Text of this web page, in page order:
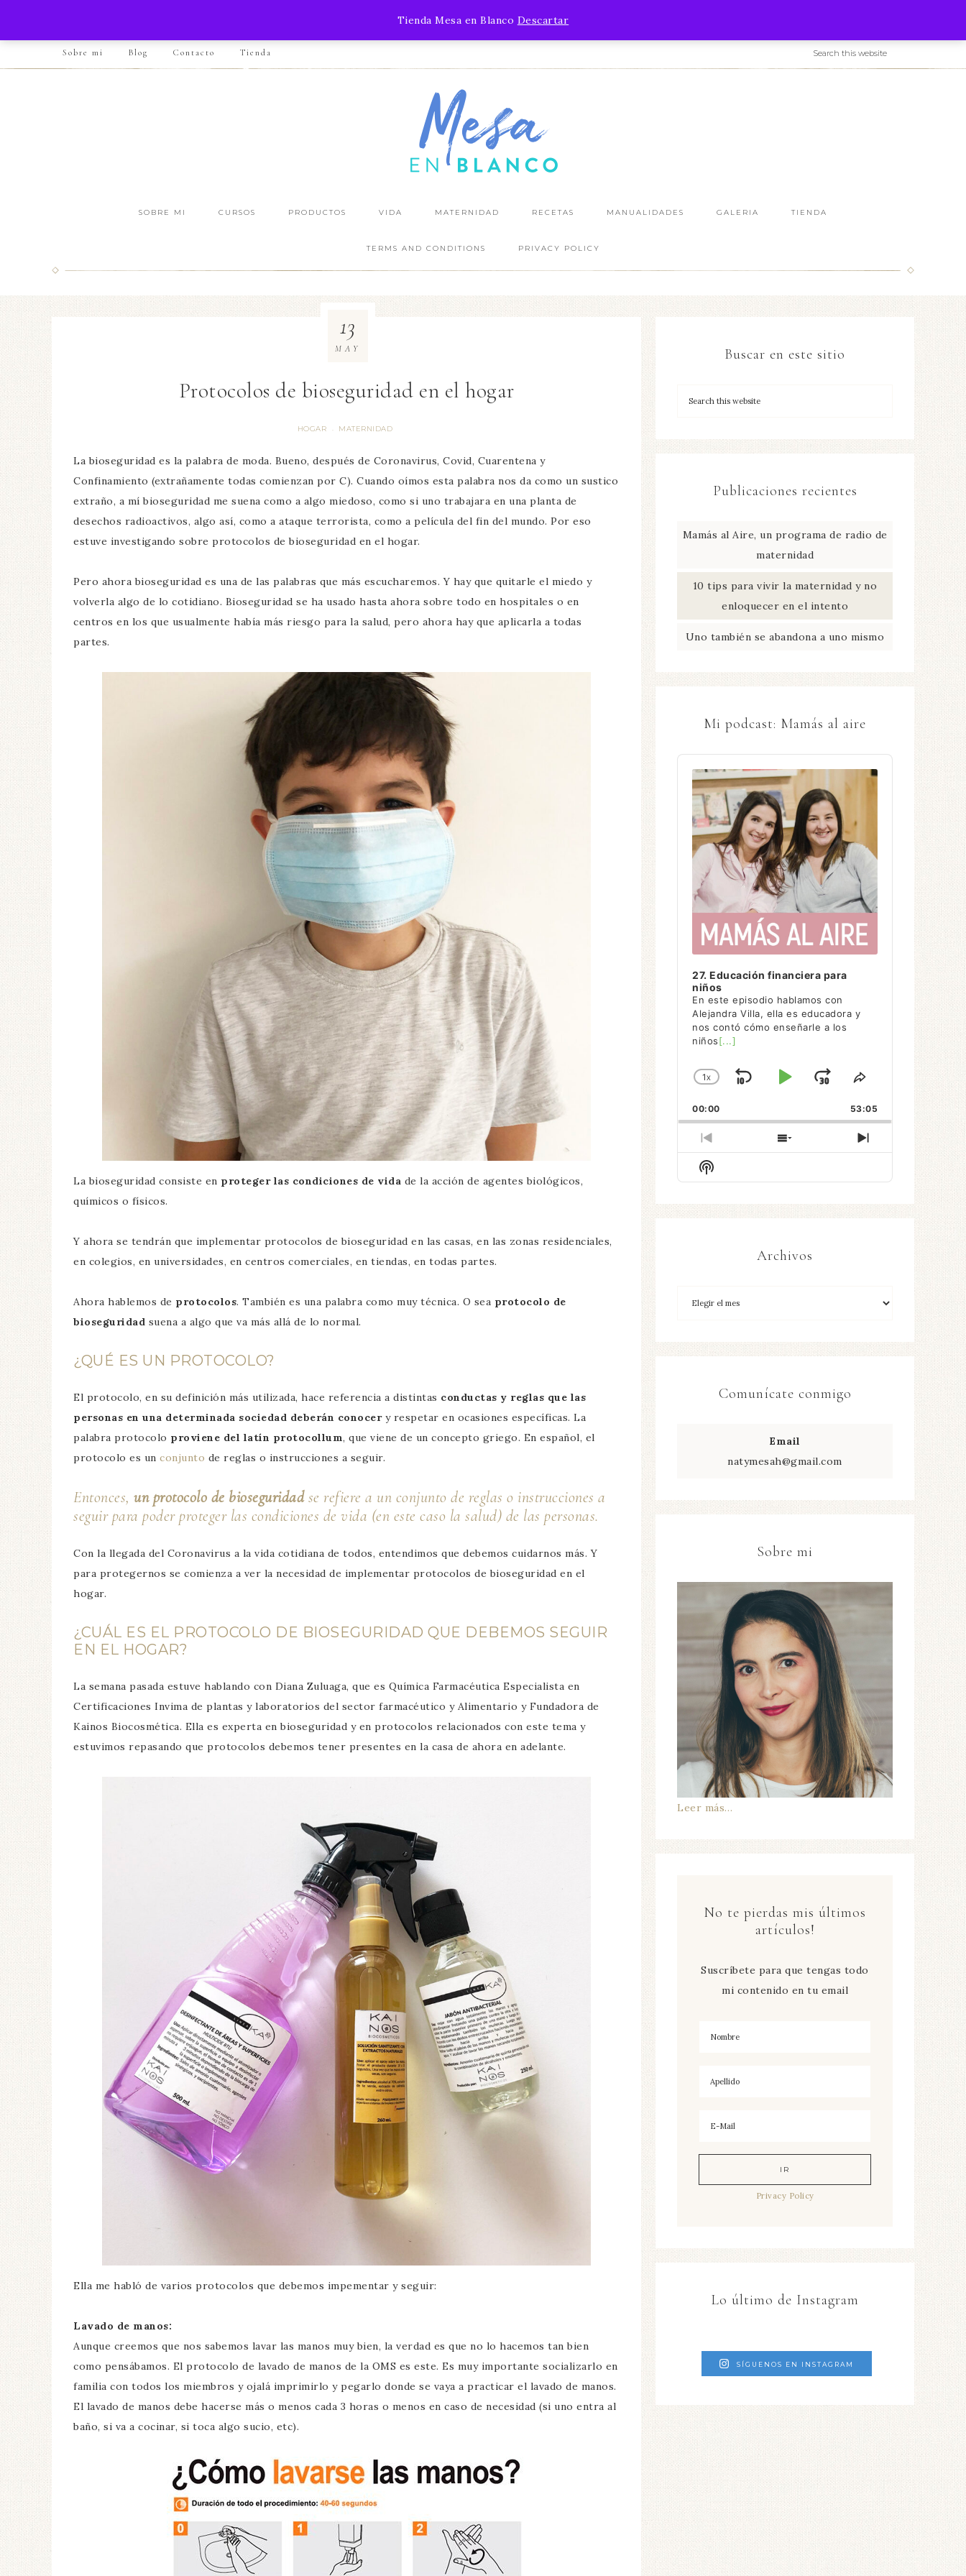
Tienda Mesa en Blanco Descartar
¿YA VISTE MI ÚLTIMO POST? IR AL BLOG
Sobre mi Blog Contacto Tienda
SOBRE MI CURSOS PRODUCTOS VIDA MATERNIDAD RECETAS MANUALIDADES GALERIA TIENDA
TERMS AND CONDITIONS PRIVACY POLICY
Protocolos de bioseguridad en el hogar
HOGAR · MATERNIDAD
13
MAY
La bioseguridad es la palabra de moda. Bueno, después de Coronavirus, Covid, Cuarentena y
Confinamiento (extrañamente todas comienzan por C). Cuando oímos esta palabra nos da como un sustico
extraño, a mí bioseguridad me suena como a algo miedoso, como si uno trabajara en una planta de
desechos radioactivos, algo así, como a ataque terrorista, como a película del fin del mundo. Por eso
estuve investigando sobre protocolos de bioseguridad en el hogar.
Pero ahora bioseguridad es una de las palabras que más escucharemos. Y hay que quitarle el miedo y
volverla algo de lo cotidiano. Bioseguridad se ha usado hasta ahora sobre todo en hospitales o en
centros en los que usualmente había más riesgo para la salud, pero ahora hay que aplicarla a todas
partes.
La bioseguridad consiste en proteger las condiciones de vida de la acción de agentes biológicos,
químicos o físicos.
Y ahora se tendrán que implementar protocolos de bioseguridad en las casas, en las zonas residenciales,
en colegios, en universidades, en centros comerciales, en tiendas, en todas partes.
Ahora hablemos de protocolos. También es una palabra como muy técnica. O sea protocolo de
bioseguridad suena a algo que va más allá de lo normal.
¿QUÉ ES UN PROTOCOLO?
El protocolo, en su definición más utilizada, hace referencia a distintas conductas y reglas que las
personas en una determinada sociedad deberán conocery respetar en ocasiones específicas. La
palabra protocolo proviene del latín protocollum, que viene de un concepto griego. En español, el
protocolo es un conjunto de reglas o instrucciones a seguir.
Entonces, un protocolo de bioseguridadse refiere a un conjunto de reglas o instrucciones a
seguir para poder proteger las condiciones de vida (en este caso la salud) de las personas.
Con la llegada del Coronavirus a la vida cotidiana de todos, entendimos que debemos cuidarnos más. Y
para protegernos se comienza a ver la necesidad de implementar protocolos de bioseguridad en el
hogar.
¿CUÁL ES EL PROTOCOLO DE BIOSEGURIDAD QUE DEBEMOS SEGUIR
EN EL HOGAR?
La semana pasada estuve hablando con Diana Zuluaga, que es Química Farmacéutica Especialista en
Certificaciones Invima de plantas y laboratorios del sector farmacéutico y Alimentario y Fundadora de
Kainos Biocosmética. Ella es experta en bioseguridad y en protocolos relacionados con este tema y
estuvimos repasando que protocolos debemos tener presentes en la casa de ahora en adelante.
Ella me habló de varios protocolos que debemos impementar y seguir:
Lavado de manos:
Aunque creemos que nos sabemos lavar las manos muy bien, la verdad es que no lo hacemos tan bien
como pensábamos. El protocolo de lavado de manos de la OMS es este. Es muy importante socializarlo en
familia con todos los miembros y ojalá imprimirlo y pegarlo donde se vaya a practicar el lavado de manos.
El lavado de manos debe hacerse más o menos cada 3 horas o menos en caso de necesidad (si uno entra al
baño, si va a cocinar, si toca algo sucio, etc).
Buscar en este sitio
Publicaciones recientes
Mamás al Aire, un programa de radio de
maternidad
10 tips para vivir la maternidad y no
enloquecer en el intento
Uno también se abandona a uno mismo
Mi podcast: Mamás al aire
Audio
Player
27. Educación financiera para
niños
En este episodio hablamos con
Alejandra Villa, ella es educadora y
nos contó cómo enseñarle a los
niños[...]
CAMBIAR
VELOCIDAD
DE
REPRODUCCIÓN
1X
SALTAR
ATRÁS
REPRODUCIR
PAUSAR
AVANZAR
COMPARTIR
EPISODIO
00:00 53:05
EPISODIO
ANTERIOR
MOSTRAR
LA
DE
EPISODIOS
SIGUIENTE
EPISODIO
Mostrar
La
Del
Archivos
Comunícate conmigo
Email
natymesah@gmail.com
Sobre mi
Leer más…
No te pierdas mis últimos
artículos!
Suscríbete para que tengas todo
mi contenido en tu email
Privacy Policy
Lo último de Instagram
SÍGUENOS EN INSTAGRAM